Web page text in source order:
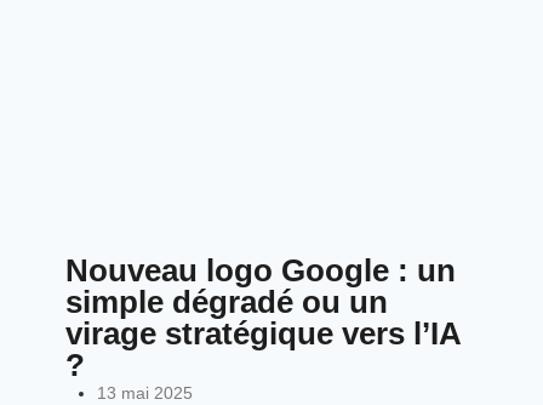
Nouveau logo Google : un
simple dégradé ou un
virage stratégique vers l’IA
?
13 mai 2025